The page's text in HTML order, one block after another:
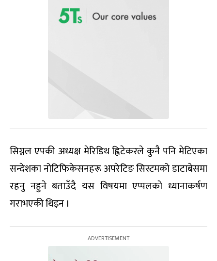
सिग्नल एपकी अध्यक्ष मेरिडिथ ह्विटेकरले कुनै पनि मेटिएका
सन्देशका नोटिफिकेसनहरू अपरेटिङ सिस्टमको डाटाबेसमा
रहनु नहुने बताउँदै यस विषयमा एप्पलको ध्यानाकर्षण
गराभएकी थिइन ।